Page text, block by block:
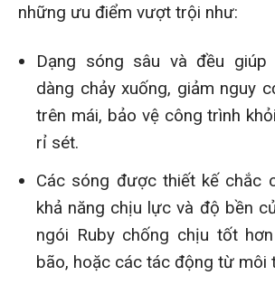
những ưu điểm vượt trội như:
Dạng sóng sâu và đều
dàng chảy xuống, giảm nguy
trên mái, bảo vệ công trình
rỉ sét.
Các sóng được thiết kế chắc
khả năng chịu lực và độ bền
ngói Ruby chống chịu tốt
bão, hoặc các tác động từ môi